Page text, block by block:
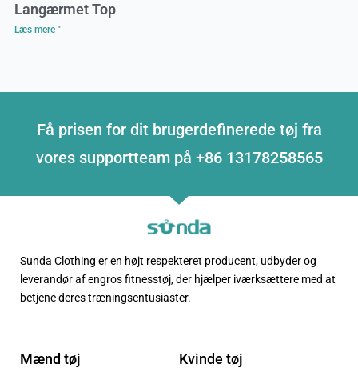
Langærmet Top
Læs mere "
Få prisen for dit brugerdefinerede tøj fra
vores supportteam på +86 13178258565
Sunda Clothing er en højt respekteret producent, udbyder og
leverandør af engros fitnesstøj, der hjælper iværksættere med at
betjene deres træningsentusiaster.
Mænd tøj Kvinde tøj